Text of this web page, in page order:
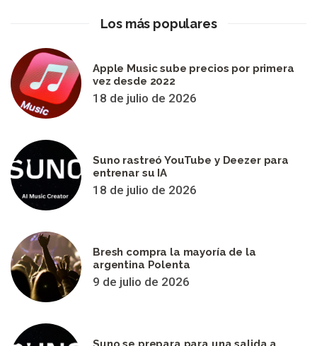
Los más populares
Apple Music sube precios por primera
vez desde 2022
18 de julio de 2026
Suno rastreó YouTube y Deezer para
entrenar su IA
18 de julio de 2026
Bresh compra la mayoría de la
argentina Polenta
9 de julio de 2026